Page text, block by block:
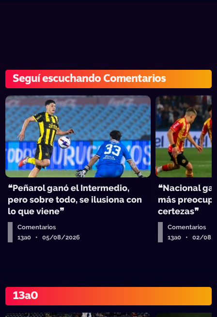
Seguí escuchando Comentarios
❝Peñarol ganó el Intermedio,
pero sobre todo, se ilusiona con
lo que viene❞
Comentarios
13a0 • 05/08/2026
❝Nacional
más
certezas❞
Comentarios
13a0 • 02/08/
13a0